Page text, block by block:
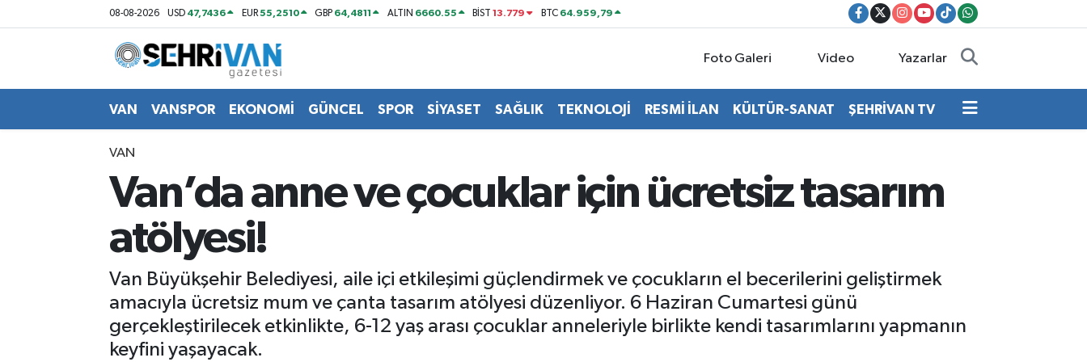
08-08-2026 USD 47,7436 EUR55,2510 GBP 64,4811 ALTIN 6660.55 BİST13.779 BTC 64.959,79
Foto Galeri Video Yazarlar
VAN VANSPOR EKONOMİ GÜNCEL SPOR SİYASET SAĞLIK TEKNOLOJİ RESMİ İLAN KÜLTÜR-SANAT ŞEHRİVAN TV
VAN
Van’da anne ve çocuklar için ücretsiz tasarım
atölyesi!
Van Büyükşehir Belediyesi, aile içi etkileşimi güçlendirmek ve çocukların el becerilerini geliştirmek
amacıyla ücretsiz mum ve çanta tasarım atölyesi düzenliyor. 6 Haziran Cumartesi günü
gerçekleştirilecek etkinlikte, 6-12 yaş arası çocuklar anneleriyle birlikte kendi tasarımlarını yapmanın
keyfini yaşayacak.
Van Nöbetçi Eczaneler
Van Hava Durumu
Van Trafik Yoğunluk Haritası
Süper Lig Puan Durumu ve Fikstür
Son Dakika Haberleri
Haber Arşivi